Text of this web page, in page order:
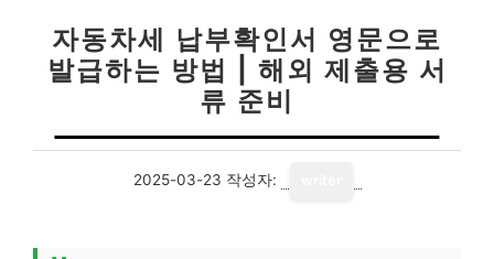
자동차세 납부확인서 영문으로
발급하는 방법 | 해외 제출용 서
류 준비
2025-03-23 작성자: